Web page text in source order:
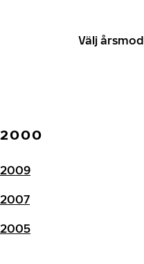
Välj
2000
2009
2007
2005